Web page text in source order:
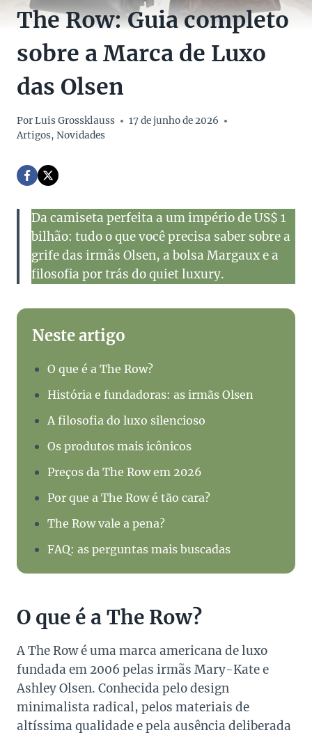
The Row: Guia completo
sobre a Marca de Luxo
das Olsen
PorLuis Grossklauss
17 de junho de 2026
Artigos, Novidades
Da camiseta perfeita a um império de US$ 1
bilhão: tudo o que você precisa saber sobre a
grife das irmãs Olsen, a bolsa Margaux e a
filosofia por trás do quiet luxury.
Neste artigo
O que é a The Row?
História e fundadoras: as irmãs Olsen
A filosofia do luxo silencioso
Os produtos mais icônicos
Preços da The Row em 2026
Por que a The Row é tão cara?
The Row vale a pena?
FAQ: as perguntas mais buscadas
O que é a The Row?
A The Row é uma marca americana de luxo
fundada em 2006 pelas irmãs Mary-Kate e
Ashley Olsen. Conhecida pelo design
minimalista radical, pelos materiais de
altíssima qualidade e pela ausência deliberada